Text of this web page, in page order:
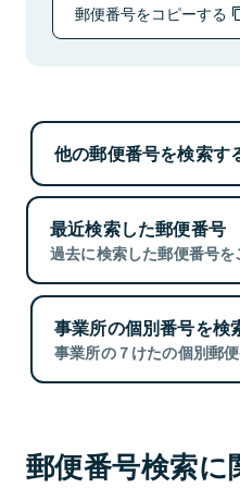
郵便番号をコピーする
他の郵便番号を検索す
最近検索した郵便番号
過去に検索した郵便番号を
事業所の個別番号を検
事業所の７けたの個別郵
郵便番号検索に